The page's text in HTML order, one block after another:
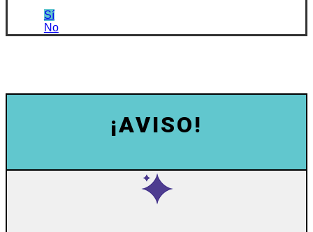
Sí
No
¡AVISO!